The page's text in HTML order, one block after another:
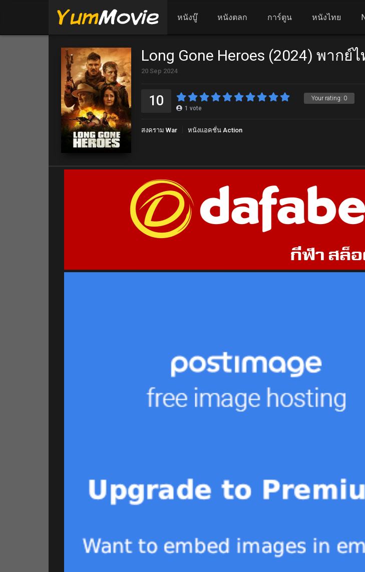
หนังบู๊ หนังตลก การ์ตูน หนังไทย
Long Gone Heroes (2024) พากย์ไ
20 Sep 2024
Your rating: 0
10 1 vote
สงคราม War หนังแอคชั่น Action